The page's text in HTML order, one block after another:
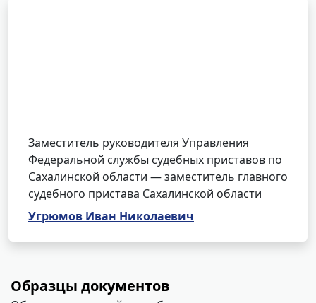
Заместитель руководителя Управления
Федеральной службы судебных приставов по
Сахалинской области — заместитель главного
судебного пристава Сахалинской области
Угрюмов Иван Николаевич
Образцы документов